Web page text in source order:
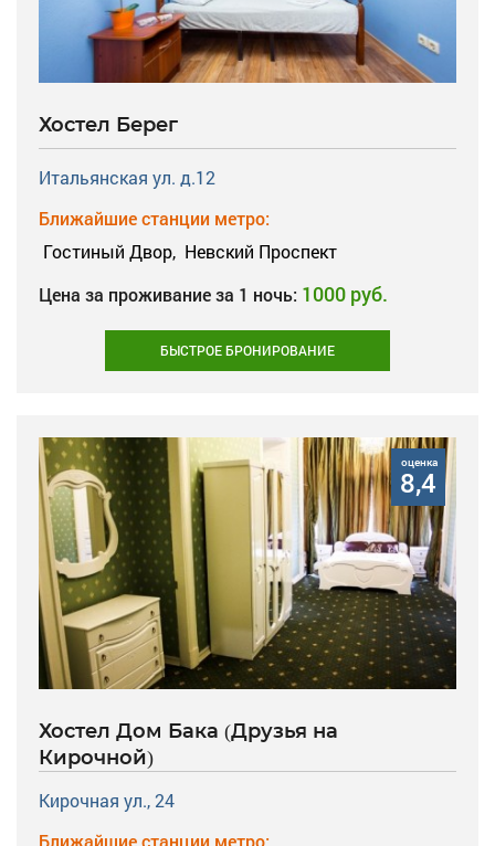
Хостел Берег
Итальянская ул. д.12
Ближайшие станции метро:
Гостиный Двор, Невский Проспект
Цена за проживание за 1 ночь: 1000 руб.
БЫСТРОЕ БРОНИРОВАНИЕ
оценка
8,4
Хостел Дом Бака (Друзья на
Кирочной)
Кирочная ул., 24
Ближайшие станции метро: